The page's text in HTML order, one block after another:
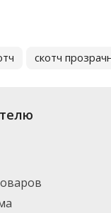
скотч